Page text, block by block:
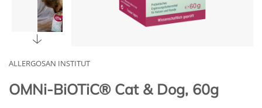
ALLERGOSAN INSTITUT
OMNi-BiOTiC® Cat & Dog, 60g